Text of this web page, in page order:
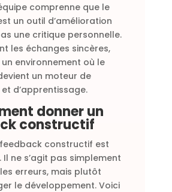
comprenne que le
un outil d’amélioration
une critique personnelle.
les échanges sincères,
environnement où le
un moteur de
d’apprentissage.
donner un
constructif
constructif est
ne s’agit pas simplement
erreurs, mais plutôt
le développement. Voici